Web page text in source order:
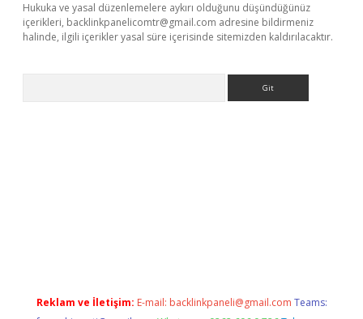
Hukuka ve yasal düzenlemelere aykırı olduğunu düşündüğünüz
içerikleri, backlinkpanelicomtr@gmail.com adresine bildirmeniz
halinde, ilgili içerikler yasal süre içerisinde sitemizden kaldırılacaktır.
Reklam ve İletişim: E-mail: backlinkpaneli@gmail.com Teams: